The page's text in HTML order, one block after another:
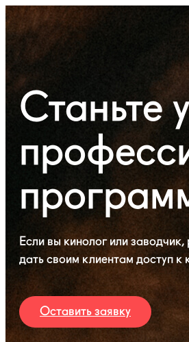
Станьте
Если вы кинолог или заводчик,
дать своим клиентам доступ к
Оставить заявку